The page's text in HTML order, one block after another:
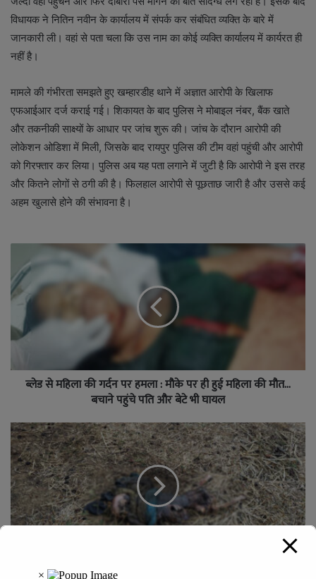
विधायक ने नितिन नवीन के कार्यालय में संपर्क कर संबंधित व्यक्ति के बारे में
जानकारी ली। वहां से पता चला कि उस नाम का कोई व्यक्ति कार्यालय में कार्यरत ही
नहीं है।
मामले की गंभीरता समझते हुए खम्हारडीह थाने में अज्ञात आरोपी के खिलाफ
एफआईआर दर्ज कराई गई। शिकायत के बाद पुलिस ने मोबाइल नंबर, बैंक खाते
और तकनीकी साक्ष्यों के आधार पर जांच शुरू की। जांच के दौरान आरोपी की
लोकेशन ओडिशा में मिली, जिसके बाद रायपुर पुलिस की टीम वहां पहुंची और आरोपी
को गिरफ्तार कर लिया। पुलिस अब यह पता लगाने में जुटी है कि आरोपी ने इस तरह
और कितने लोगों से ठगी की है। फिलहाल आरोपी से पूछताछ जारी है और उससे कई
अहम खुलासे होने की संभावना है।
ब्लेड से महिला की गर्दन पर हमला : मौके पर ही हुई महिला की मौत…
बचाने पहुंचे पति और बेटे भी घायल